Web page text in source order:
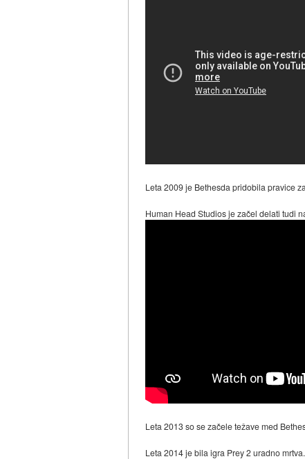
Leta 2009 je Bethesda pridobila pravice
Human Head Studios je začel delati tudi
Leta 2013 so se začele težave med
Leta 2014 je bila igra Prey 2 uradno mrtva.